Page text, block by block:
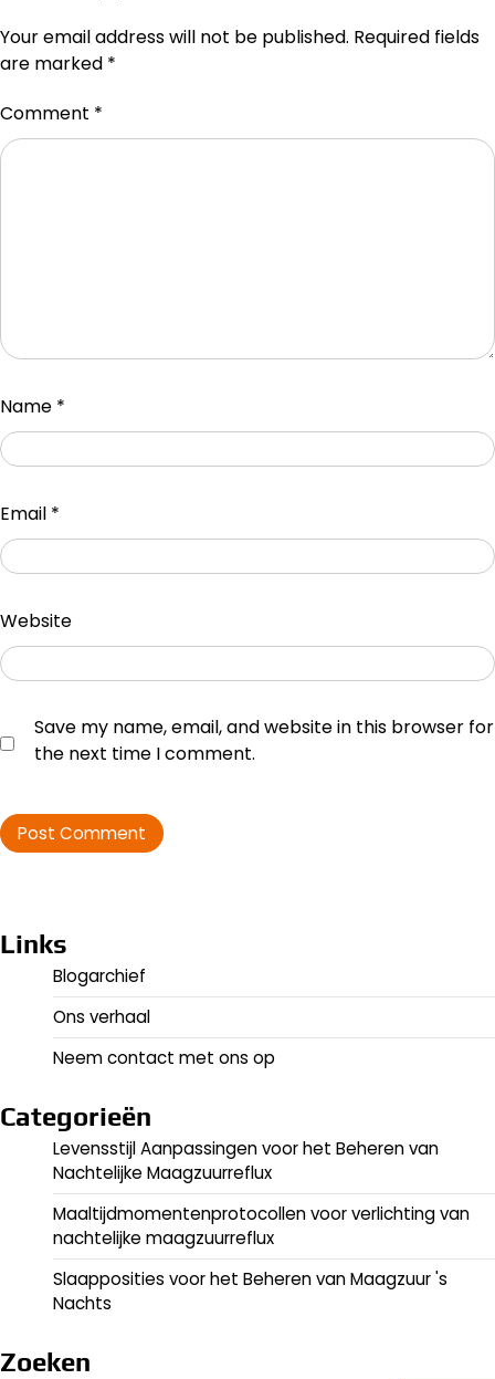
Your email address will not be published. Required fields
are marked *
Comment *
Name *
Email *
Website
Save my name, email, and website in this browser for
the next time I comment.
Links
Blogarchief
Ons verhaal
Neem contact met ons op
Categorieën
Levensstijl Aanpassingen voor het Beheren van
Nachtelijke Maagzuurreflux
Maaltijdmomentenprotocollen voor verlichting van
nachtelijke maagzuurreflux
Slaapposities voor het Beheren van Maagzuur 's
Nachts
Zoeken